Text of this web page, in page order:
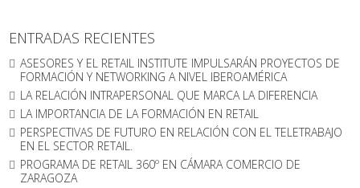
ENTRADAS RECIENTES
ASESORES Y EL RETAIL INSTITUTE IMPULSARÁN PROYECTOS DE
FORMACIÓN Y NETWORKING A NIVEL IBEROAMÉRICA
LA RELACIÓN INTRAPERSONAL QUE MARCA LA DIFERENCIA
LA IMPORTANCIA DE LA FORMACIÓN EN RETAIL
PERSPECTIVAS DE FUTURO EN RELACIÓN CON EL TELETRABAJO
EN EL SECTOR RETAIL.
PROGRAMA DE RETAIL 360º EN CÁMARA COMERCIO DE
ZARAGOZA